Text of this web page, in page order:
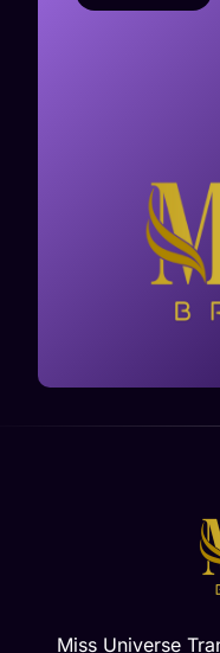
Miss Universe